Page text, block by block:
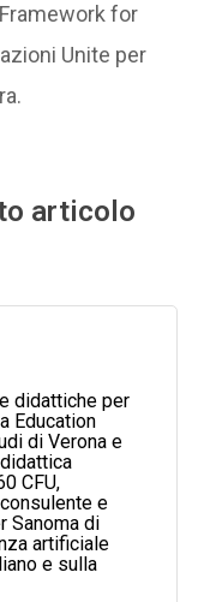
for
Unite per
articolo
didattiche per
Education
di Verona e
CFU,
e
Sanoma di
artificiale
e sulla